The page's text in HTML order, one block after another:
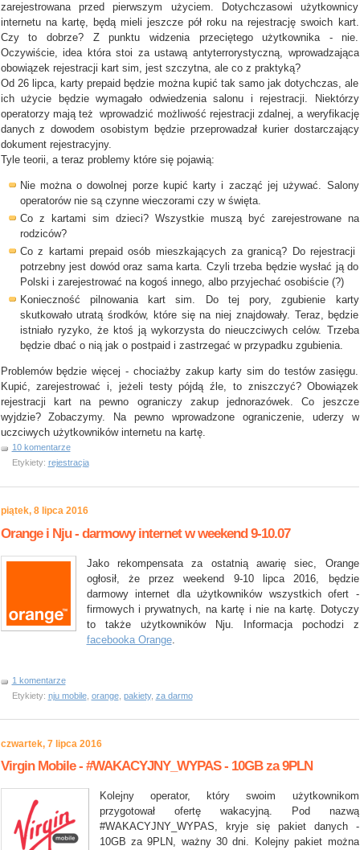
zarejestrowana przed pierwszym użyciem. Dotychczasowi użytkownicy
internetu na kartę, będą mieli jeszcze pół roku na rejestrację swoich kart.
Czy to dobrze? Z punktu widzenia przeciętego użytkownika - nie.
Oczywiście, idea która stoi za ustawą antyterrorystyczną, wprowadzająca
obowiązek rejestracji kart sim, jest szczytna, ale co z praktyką?
Od 26 lipca, karty prepaid będzie można kupić tak samo jak dotychczas, ale
ich użycie będzie wymagało odwiedzenia salonu i rejestracji. Niektórzy
operatorzy mają też wprowadzić możliwość rejestracji zdalnej, a weryfikację
danych z dowodem osobistym będzie przeprowadzał kurier dostarczający
dokument rejestracyjny.
Tyle teorii, a teraz problemy które się pojawią:
Nie można o dowolnej porze kupić karty i zacząć jej używać. Salony
operatorów nie są czynne wieczorami czy w święta.
Co z kartami sim dzieci? Wszystkie muszą być zarejestrowane na
rodziców?
Co z kartami prepaid osób mieszkających za granicą? Do rejestracji
potrzebny jest dowód oraz sama karta. Czyli trzeba będzie wysłać ją do
Polski i zarejestrować na kogoś innego, albo przyjechać osobiście (?)
Konieczność pilnowania kart sim. Do tej pory, zgubienie karty
skutkowało utratą środków, które się na niej znajdowały. Teraz, będzie
istniało ryzyko, że ktoś ją wykorzysta do nieuczciwych celów. Trzeba
będzie dbać o nią jak o postpaid i zastrzegać w przypadku zgubienia.
Problemów będzie więcej - chociażby zakup karty sim do testów zasięgu.
Kupić, zarejestrować i, jeżeli testy pójdą źle, to zniszczyć? Obowiązek
rejestracji kart na pewno ograniczy zakup jednorazówek. Co jeszcze
wyjdzie? Zobaczymy. Na pewno wprowadzone ograniczenie, uderzy w
uczciwych użytkowników internetu na kartę.
10 komentarze
Etykiety: rejestracja
piątek, 8 lipca 2016
Orange i Nju - darmowy internet w weekend 9-10.07
Jako rekompensata za ostatnią awarię siec, Orange
ogłosił, że przez weekend 9-10 lipca 2016, będzie
darmowy internet dla użytkowników wszystkich ofert -
firmowych i prywatnych, na kartę i nie na kartę. Dotyczy
to także użytkowników Nju. Informacja pochodzi z
facebooka Orange.
1 komentarze
Etykiety: nju mobile, orange, pakiety, za darmo
czwartek, 7 lipca 2016
Virgin Mobile - #WAKACYJNY_WYPAS - 10GB za 9PLN
Kolejny operator, który swoim użytkownikom
przygotował ofertę wakacyjną. Pod nazwą
#WAKACYJNY_WYPAS, kryje się pakiet danych -
10GB za 9PLN, ważny 30 dni. Kolejny pakiet można